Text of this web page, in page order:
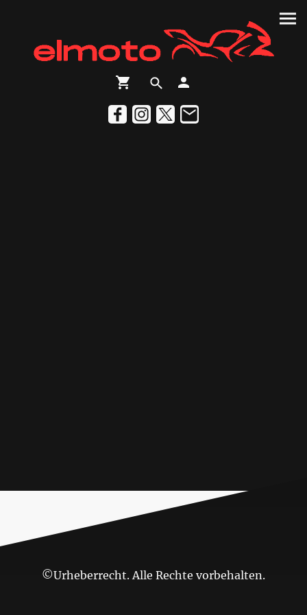
©Urheberrecht. Alle Rechte vorbehalten.